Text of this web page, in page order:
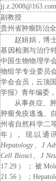
jj.z.2008@163.com
副教授
贵州省肿瘤防治
赵娟娟，博
基因检测与治疗
中国生物物理学
物组学专业委员
学会会员， 云顶
学报》青年编委 ，
从事炎症、
肿瘤免疫逃逸、
州省自然科学二
年 ）。现以 通
Hepatology 、 J
Cell Biosci 、J
17.29 ）；被
21.56 ）；